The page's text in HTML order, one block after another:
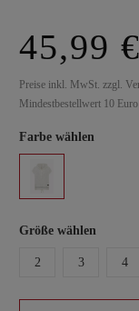
45,99 €
Preise inkl. MwSt. zzgl.
Mindestbestellwert 10 Euro
Farbe wählen
Größe wählen
2 3 4